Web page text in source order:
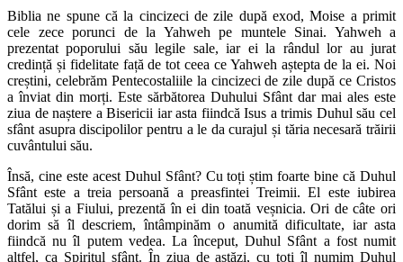
Biblia ne spune că la cincizeci de zile după exod, Moise a primit
cele zece porunci de la Yahweh pe muntele Sinai. Yahweh a
prezentat poporului său legile sale, iar ei la rândul lor au jurat
credință și fidelitate față de tot ceea ce Yahweh aștepta de la ei. Noi
creștini, celebrăm Pentecostaliile la cincizeci de zile după ce Cristos
a înviat din morți. Este sărbătorea Duhului Sfânt dar mai ales este
ziua de naștere a Bisericii iar asta fiindcă Isus a trimis Duhul său cel
sfânt asupra discipolilor pentru a le da curajul și tăria necesară trăirii
cuvântului său.
Însă, cine este acest Duhul Sfânt? Cu toți știm foarte bine că Duhul
Sfânt este a treia persoană a preasfintei Treimii. El este iubirea
Tatălui și a Fiului, prezentă în ei din toată veșnicia. Ori de câte ori
dorim să îl descriem, întâmpinăm o anumită dificultate, iar asta
fiindcă nu îl putem vedea. La început, Duhul Sfânt a fost numit
altfel, ca Spiritul sfânt. În ziua de astăzi, cu toți îl numim Duhul